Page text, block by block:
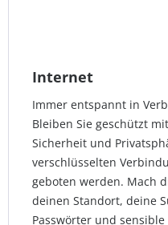
Internet
Immer entspannt in
Bleiben Sie geschützt
Sicherheit und
verschlüsselten
geboten werden. Mach
deinen Standort, deine
Passwörter und